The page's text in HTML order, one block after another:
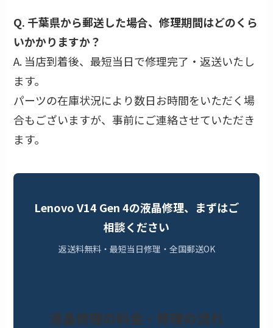
Q. 千葉県から郵送した場合、修理期間はどのくら
いかかりますか？
A. 当店到着後、最短当日で修理完了・返送いたし
ます。
パーツの在庫状況により数日お時間をいただく場
合もございますが、事前にご連絡させていただき
ます。
Lenovo V14 Gen 4の液晶修理、まずはご
相談ください
返送料無料・最短当日修理・全国郵送OK
液晶修理の料金・修理の流れ